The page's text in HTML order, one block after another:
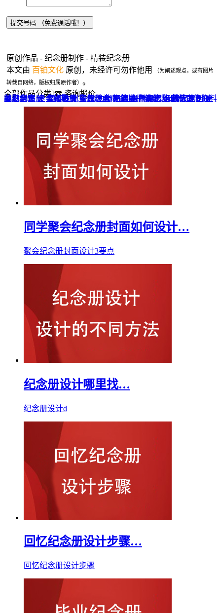
原创作品 - 纪念册制作 - 精装纪念册
本文由 百铂文化 原创，未经许可勿作他用
（为阐述观点，或有图片
转载自网络，版权归属原作者） 。
全部作品分类 ☎ 咨询报价
品牌全案 ▼ 宣传画册 VI+LOGO 企业刊物 包装设计 宣传物料
网站UI设计 导视设计 餐饮设计 酒店品牌设计 纪念相册 ▼
企业纪念册 聚会纪念册 毕业纪念册 领导/同事相册 成人礼相册
战友纪念册 个人影集 家庭/生日相册 旅行纪念册 精装定制 ▼
菜谱制作 企业邮册 光盘包装盒 高端楼书 家谱族谱 家具画册
同学聚会纪念册封面如何设计…
聚会纪念册封面设计3要点
纪念册设计哪里找…
纪念册设计d
回忆纪念册设计步骤…
回忆纪念册设计步骤